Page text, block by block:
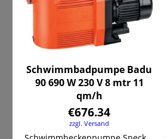
Schwimmbadpumpe Badu
90 690 W 230 V 8 mtr 11
qm/h
€676.34
zzgl. Versand